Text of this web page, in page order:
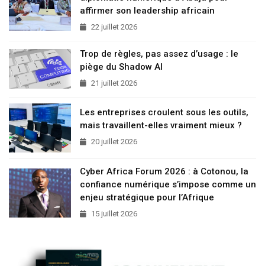
affirmer son leadership africain
22 juillet 2026
Trop de règles, pas assez d’usage : le
piège du Shadow AI
21 juillet 2026
Les entreprises croulent sous les outils,
mais travaillent-elles vraiment mieux ?
20 juillet 2026
Cyber Africa Forum 2026 : à Cotonou, la
confiance numérique s’impose comme un
enjeu stratégique pour l’Afrique
15 juillet 2026